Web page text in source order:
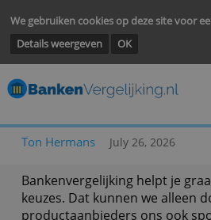
We gebruiken cookies op deze site
Details weergeven
Bankenvergelijking helpt